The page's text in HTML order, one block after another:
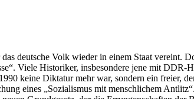
deutsche Volk wieder in einem Staat vereint.
Viele Historiker, insbesondere jene mit
keine Diktatur mehr war, sondern ein freier,
eines „Sozialismus mit menschlichem